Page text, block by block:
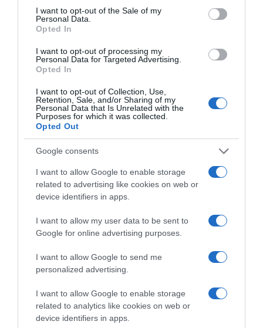
consent section.
I want to opt-out of the Sale of my
Personal Data.
Opted In
I want to opt-out of processing my
Personal Data for Targeted Advertising.
Opted In
I want to opt-out of Collection, Use,
Retention, Sale, and/or Sharing of my
Personal Data that Is Unrelated with the
Purposes for which it was collected.
Opted Out
Google consents
I want to allow Google to enable storage
related to advertising like cookies on web or
device identifiers in apps.
I want to allow my user data to be sent to
Google for online advertising purposes.
I want to allow Google to send me
personalized advertising.
I want to allow Google to enable storage
related to analytics like cookies on web or
device identifiers in apps.
LIFESTYLE
LIFESTYLE